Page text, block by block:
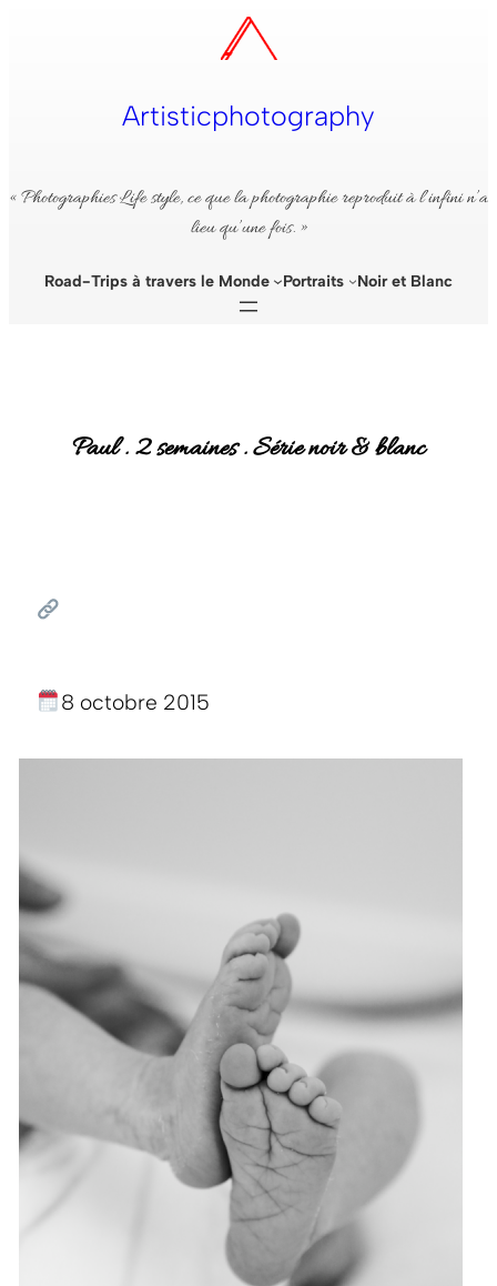
Artisticphotography
« Photographies Life style, ce que la photographie reproduit à l’infini n’a
lieu qu’une fois. »
Road-Trips à travers le Monde Portraits Noir et Blanc
Paul . 2 semaines . Série noir & blanc
8 octobre 2015